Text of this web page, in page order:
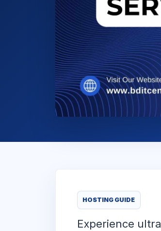
HOSTING GUIDE
Experience